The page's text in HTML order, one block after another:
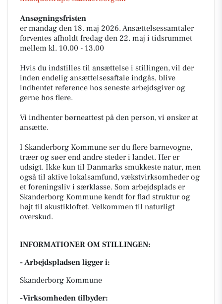
Ansøgningsfristen
er mandag den 18. maj 2026. Ansættelsessamtaler
forventes afholdt fredag den 22. maj i tidsrummet
mellem kl. 10.00 - 13.00
Hvis du indstilles til ansættelse i stillingen, vil der
inden endelig ansættelsesaftale indgås, blive
indhentet reference hos seneste arbejdsgiver og
gerne hos flere.
Vi indhenter børneattest på den person, vi ønsker at
ansætte.
I Skanderborg Kommune ser du flere barnevogne,
træer og søer end andre steder i landet. Her er
udsigt. Ikke kun til Danmarks smukkeste natur, men
også til aktive lokalsamfund, vækstvirksomheder og
et foreningsliv i særklasse. Som arbejdsplads er
Skanderborg Kommune kendt for flad struktur og
højt til akustikloftet. Velkommen til naturligt
overskud.
INFORMATIONER OM STILLINGEN:
- Arbejdspladsen ligger i:
Skanderborg Kommune
-Virksomheden tilbyder: